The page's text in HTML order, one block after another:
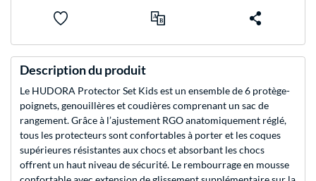
Description du produit
Le HUDORA Protector Set Kids est un ensemble de 6 protège-
poignets, genouillères et coudières comprenant un sac de
rangement. Grâce à l’ajustement RGO anatomiquement réglé,
tous les protecteurs sont confortables à porter et les coques
supérieures résistantes aux chocs et absorbant les chocs
offrent un haut niveau de sécurité. Le rembourrage en mousse